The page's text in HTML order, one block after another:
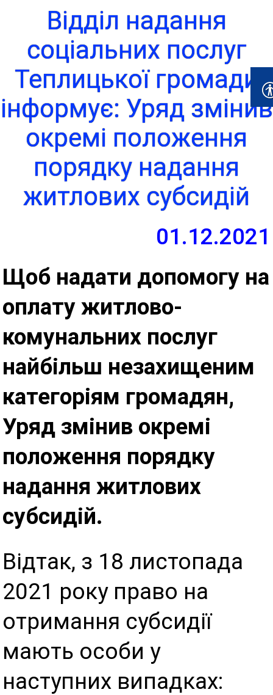
Відділ надання
соціальних послуг
Теплицької громади
інформує: Уряд змінив
окремі положення
порядку надання
житлових субсидій
01.12.2021
Щоб надати допомогу на
оплату житлово-
комунальних послуг
найбільш незахищеним
категоріям громадян,
Уряд змінив окремі
положення порядку
надання житлових
субсидій.
Відтак, з 18 листопада
2021 року право на
отримання субсидії
мають особи у
наступних випадках: